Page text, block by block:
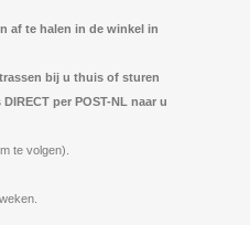
af te halen in de winkel in
bij u thuis of sturen
per POST-NL naar u
te volgen).